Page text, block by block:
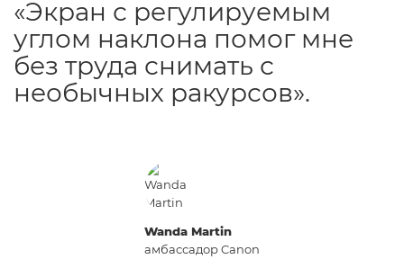
Wanda Martin
амбассадор Canon
«Экран с регулируемым
углом наклона помог мне
без труда снимать с
необычных ракурсов».